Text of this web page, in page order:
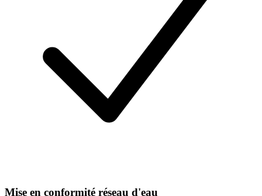
Mise en conformité réseau d'eau